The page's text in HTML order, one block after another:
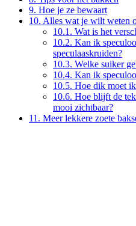
9. Hoe je ze bewaart
10. Alles wat je wilt weten
10.1. Wat is het
10.2. Kan ik
speculaaskruiden?
10.3. Welke suiker
10.4. Kan ik
10.5. Hoe dik moet
10.6. Hoe blijft de
mooi zichtbaar?
11. Meer lekkere zoete